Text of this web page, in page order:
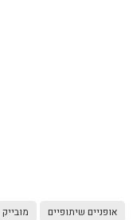
אופניים שיתופיים מובייק